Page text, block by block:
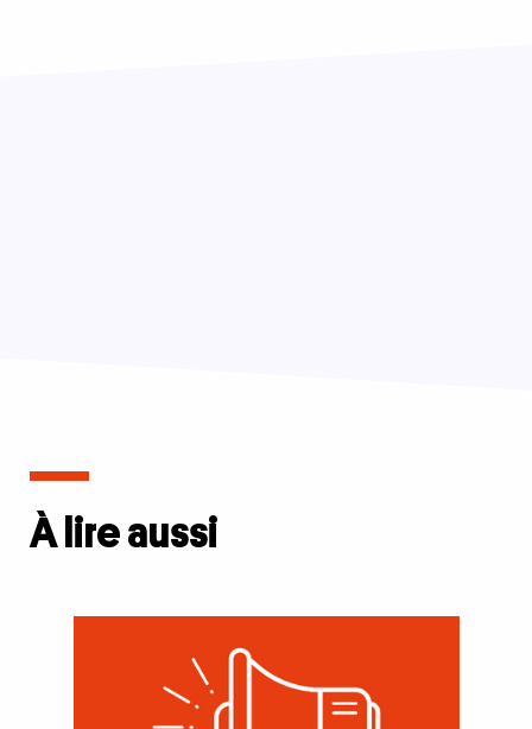
À lire aussi